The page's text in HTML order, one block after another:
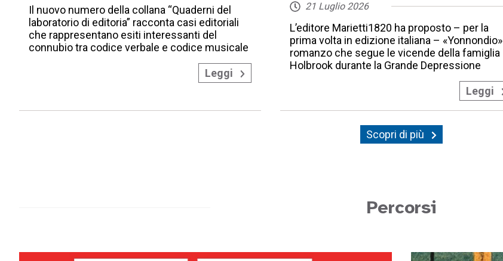
Il nuovo numero della collana “Quaderni del
laboratorio di editoria” racconta casi editoriali
che rappresentano esiti interessanti del
connubio tra codice verbale e codice musicale
Leggi
21 Luglio 2026
L’editore Marietti1820 ha proposto – per la
prima volta in edizione italiana – «Yonnondio»
romanzo che segue le vicende della famiglia
Holbrook durante la Grande Depressione
Leggi
Scopri di più
Percorsi